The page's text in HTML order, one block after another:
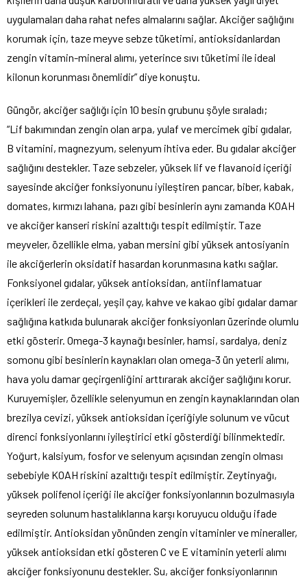
uygulamaları daha rahat nefes almalarını sağlar. Akciğer sağlığını
korumak için, taze meyve sebze tüketimi, antioksidanlardan
zengin vitamin-mineral alımı, yeterince sıvı tüketimi ile ideal
kilonun korunması önemlidir” diye konuştu.
Güngör, akciğer sağlığı için 10 besin grubunu şöyle sıraladı;
“Lif bakımından zengin olan arpa, yulaf ve mercimek gibi gıdalar,
B vitamini, magnezyum, selenyum ihtiva eder. Bu gıdalar akciğer
sağlığını destekler. Taze sebzeler, yüksek lif ve flavanoid içeriği
sayesinde akciğer fonksiyonunu iyileştiren pancar, biber, kabak,
domates, kırmızı lahana, pazı gibi besinlerin aynı zamanda KOAH
ve akciğer kanseri riskini azalttığı tespit edilmiştir. Taze
meyveler, özellikle elma, yaban mersini gibi yüksek antosiyanin
ile akciğerlerin oksidatif hasardan korunmasına katkı sağlar.
Fonksiyonel gıdalar, yüksek antioksidan, antiinflamatuar
içerikleri ile zerdeçal, yeşil çay, kahve ve kakao gibi gıdalar damar
sağlığına katkıda bulunarak akciğer fonksiyonları üzerinde olumlu
etki gösterir. Omega-3 kaynağı besinler, hamsi, sardalya, deniz
somonu gibi besinlerin kaynakları olan omega-3 ün yeterli alımı,
hava yolu damar geçirgenliğini arttırarak akciğer sağlığını korur.
Kuruyemişler, özellikle selenyumun en zengin kaynaklarından olan
brezilya cevizi, yüksek antioksidan içeriğiyle solunum ve vücut
direnci fonksiyonlarını iyileştirici etki gösterdiği bilinmektedir.
Yoğurt, kalsiyum, fosfor ve selenyum açısından zengin olması
sebebiyle KOAH riskini azalttığı tespit edilmiştir. Zeytinyağı,
yüksek polifenol içeriği ile akciğer fonksiyonlarının bozulmasıyla
seyreden solunum hastalıklarına karşı koruyucu olduğu ifade
edilmiştir. Antioksidan yönünden zengin vitaminler ve mineraller,
yüksek antioksidan etki gösteren C ve E vitaminin yeterli alımı
akciğer fonksiyonunu destekler. Su, akciğer fonksiyonlarının